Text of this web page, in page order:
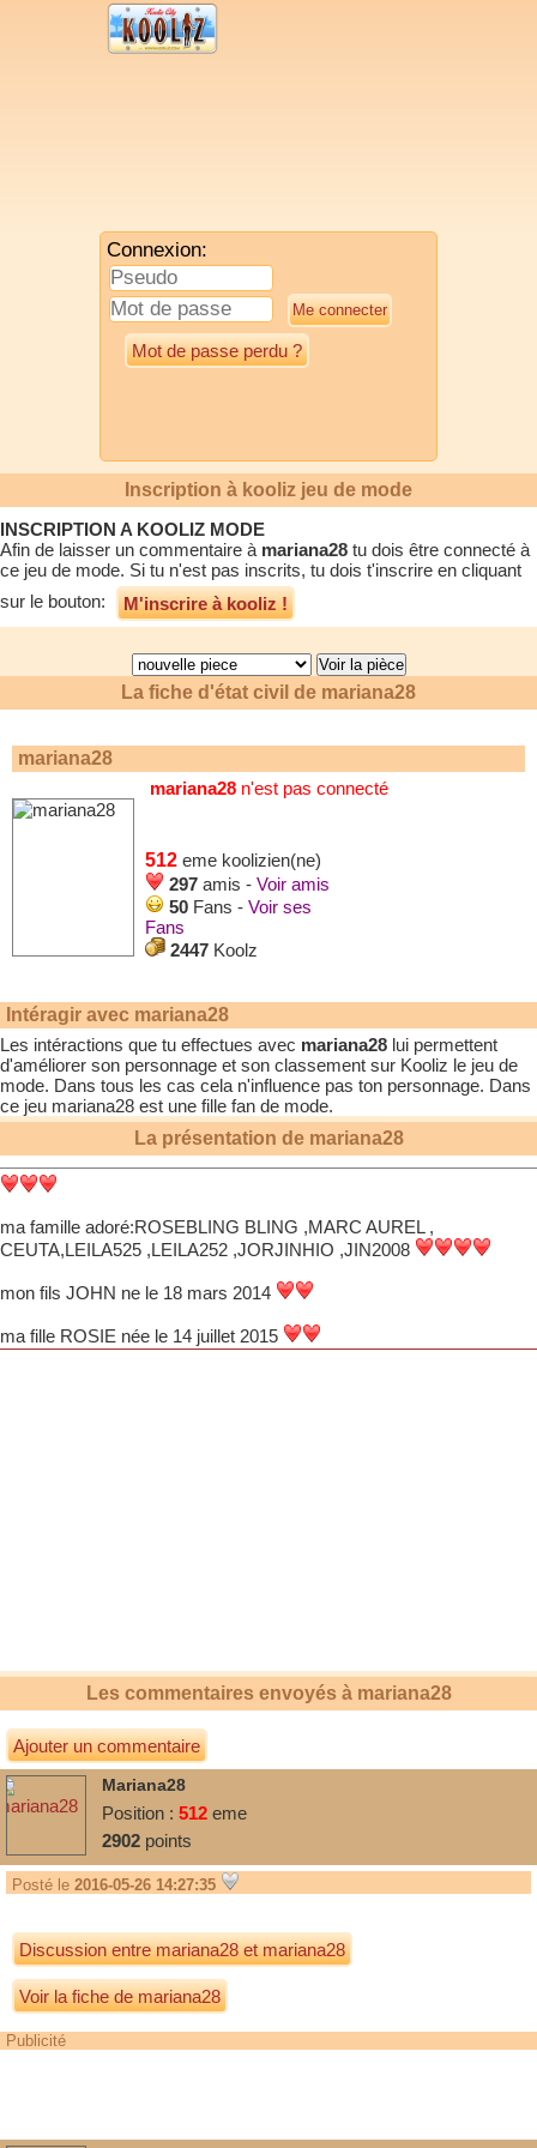
Connexion:
Mot de passe perdu ?
Inscription à kooliz jeu de mode
INSCRIPTION A KOOLIZ MODE
Afin de laisser un commentaire à mariana28 tu dois être connecté à
ce jeu de mode. Si tu n'est pas inscrits, tu dois t'inscrire en cliquant
sur le bouton:
M'inscrire à kooliz !
La fiche d'état civil de mariana28
mariana28
mariana28n'est pas connecté
512 eme koolizien(ne)
297 amis - Voir amis
50 Fans - Voir ses
Fans
2447 Koolz
Intéragir avec mariana28
Les intéractions que tu effectues avec mariana28 lui permettent
d'améliorer son personnage et son classement sur Kooliz le jeu de
mode. Dans tous les cas cela n'influence pas ton personnage. Dans
ce jeu mariana28 est une fille fan de mode.
La présentation de mariana28
ma famille adoré:ROSEBLING BLING ,MARC AUREL ,
CEUTA,LEILA525 ,LEILA252 ,JORJINHIO ,JIN2008
mon fils JOHN ne le 18 mars 2014
ma fille ROSIE née le 14 juillet 2015
Les commentaires envoyés à mariana28
Ajouter un commentaire
Mariana28
Position : 512 eme
2902 points
Posté le 2016-05-26 14:27:35
Discussion entremariana28etmariana28
Voir la fiche de mariana28
Publicité